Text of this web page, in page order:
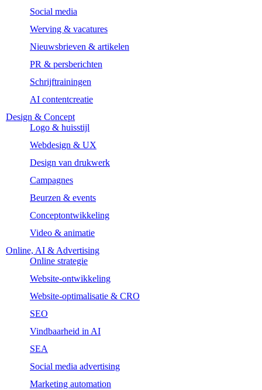
Social media
Werving & vacatures
Nieuwsbrieven & artikelen
PR & persberichten
Schrijftrainingen
AI contentcreatie
Design & Concept
Logo & huisstijl
Webdesign & UX
Design van drukwerk
Campagnes
Beurzen & events
Conceptontwikkeling
Video & animatie
Online, AI & Advertising
Online strategie
Website-ontwikkeling
Website-optimalisatie & CRO
SEO
Vindbaarheid in AI
SEA
Social media advertising
Marketing automation